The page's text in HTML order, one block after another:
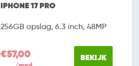
IPHONE 17 PRO
256GB opslag, 6.3 inch, 48MP
€57,00 BEKIJK